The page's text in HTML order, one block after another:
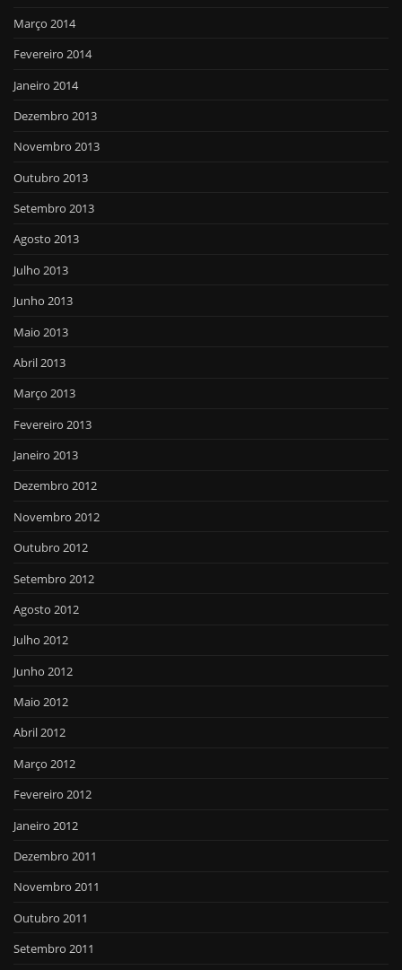
Março 2014
Fevereiro 2014
Janeiro 2014
Dezembro 2013
Novembro 2013
Outubro 2013
Setembro 2013
Agosto 2013
Julho 2013
Junho 2013
Maio 2013
Abril 2013
Março 2013
Fevereiro 2013
Janeiro 2013
Dezembro 2012
Novembro 2012
Outubro 2012
Setembro 2012
Agosto 2012
Julho 2012
Junho 2012
Maio 2012
Abril 2012
Março 2012
Fevereiro 2012
Janeiro 2012
Dezembro 2011
Novembro 2011
Outubro 2011
Setembro 2011